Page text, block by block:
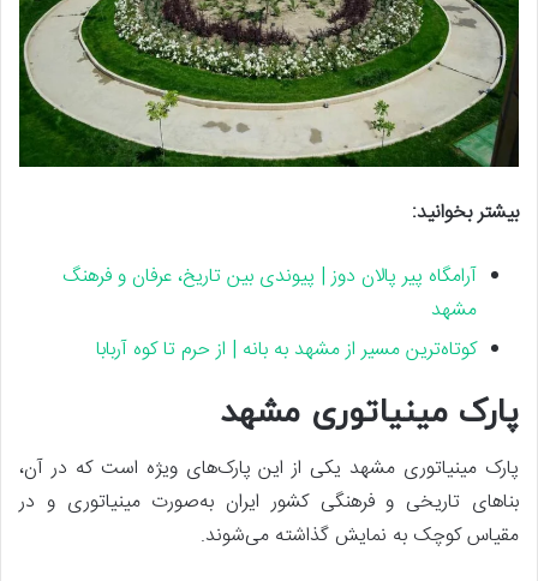
بیشتر بخوانید:
آرامگاه پیر پالان‌ دوز | پیوندی بین تاریخ، عرفان و فرهنگ
مشهد
کوتاه‌ترین مسیر از مشهد به بانه | از حرم تا کوه آربابا
پارک مینیاتوری مشهد
پارک مینیاتوری مشهد یکی از این پارک‌های ویژه است که در آن،
بناهای تاریخی و فرهنگی کشور ایران به‌صورت مینیاتوری و در
مقیاس کوچک به نمایش گذاشته می‌شوند.